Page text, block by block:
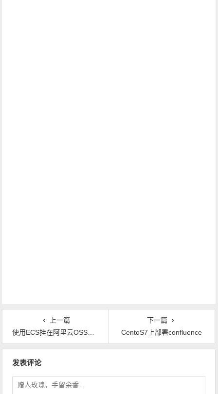
上一篇
使用ECS挂在阿里云OSS存储
下一篇
CentoS7上部署confluence
发表评论